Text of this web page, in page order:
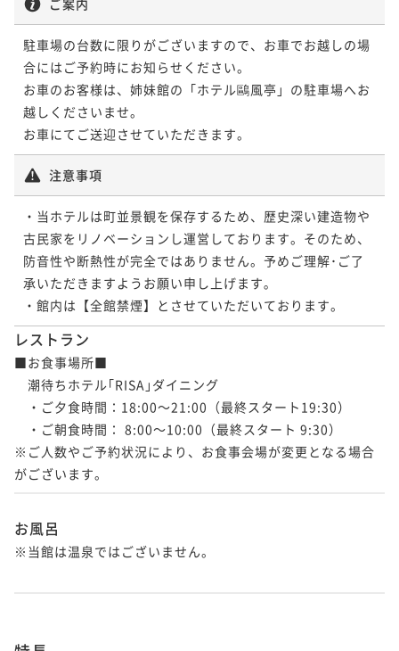
駐車場の台数に限りがございますので、お車でお越しの場
合にはご予約時にお知らせください。
お車のお客様は、姉妹館の「ホテル鷗風亭」の駐車場へお
越しくださいませ。
お車にてご送迎させていただきます。
注意事項
・当ホテルは町並景観を保存するため、歴史深い建造物や
古民家をリノベーションし運営しております。そのため、
防音性や断熱性が完全ではありません。予めご理解･ご了
承いただきますようお願い申し上げます｡
・館内は【全館禁煙】とさせていただいております。
レストラン
■お食事場所■
潮待ちホテル｢RISA｣ダイニング
・ご夕食時間：18:00～21:00（最終スタート19:30）
・ご朝食時間： 8:00～10:00（最終スタート 9:30）
※ご人数やご予約状況により、お食事会場が変更となる場合
がございます。
お風呂
※当館は温泉ではございません。